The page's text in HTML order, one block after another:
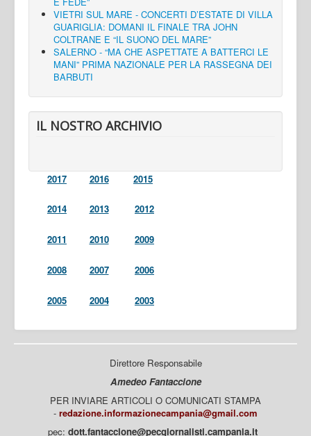
VIETRI SUL MARE - CONCERTI D’ESTATE DI VILLA
GUARIGLIA: DOMANI IL FINALE TRA JOHN
COLTRANE E “IL SUONO DEL MARE”
SALERNO - “MA CHE ASPETTATE A BATTERCI LE
MANI” PRIMA NAZIONALE PER LA RASSEGNA DEI
BARBUTI
IL NOSTRO ARCHIVIO
2017 2016 2015
2014 2013 2012
2011 2010 2009
2008 2007 2006
2005 2004 2003
Direttore Responsabile
Amedeo Fantaccione
PER INVIARE ARTICOLI O COMUNICATI STAMPA
- redazione.informazionecampania@gmail.com
pec: dott.fantaccione@pecgiornalisti.campania.it